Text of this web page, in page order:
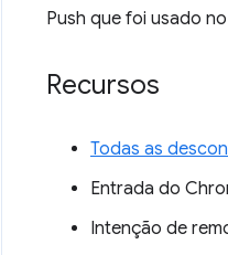
Push que foi usado
Recursos
Todas as
Entrada do
Intenção de